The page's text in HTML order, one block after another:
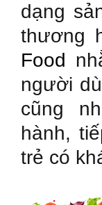
dạng
thương
Food
người
cũng
hành,
trẻ có